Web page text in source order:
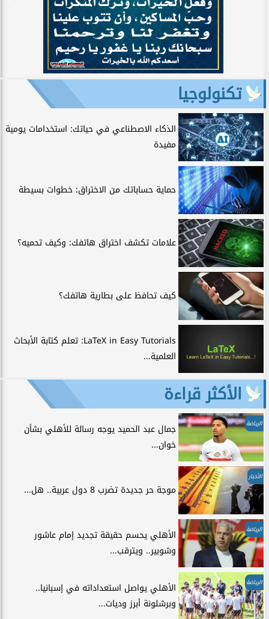
تكنولوجيا
الذكاء الاصطناعي في حياتك: استخدامات يومية
مفيدة
حماية حساباتك من الاختراق: خطوات بسيطة
علامات تكشف اختراق هاتفك: وكيف تحميه؟
كيف تحافظ على بطارية هاتفك؟
LaTeX in Easy Tutorials: تعلم كتابة الأبحاث
العلمية...
الأكثر قراءة
الرياضة
جمال عبد الحميد يوجه رسالة للأهلي بشأن
خوان...
الأخبار
موجة حر جديدة تضرب 8 دول عربية.. هل...
الرياضة
الأهلي يحسم حقيقة تجديد إمام عاشور
وشوبير.. ويترقب...
الرياضة
الأهلي يواصل استعداداته في إسبانيا..
وبرشلونة أبرز وديات...